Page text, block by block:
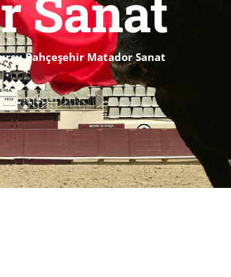
Bahçeşehir Matador Sanat